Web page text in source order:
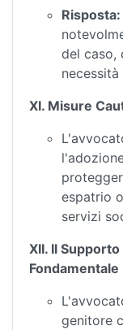
Risposta:
del caso,
XI. Misure
espatrio
servizi
XII. Il
Fondamentale
genitore